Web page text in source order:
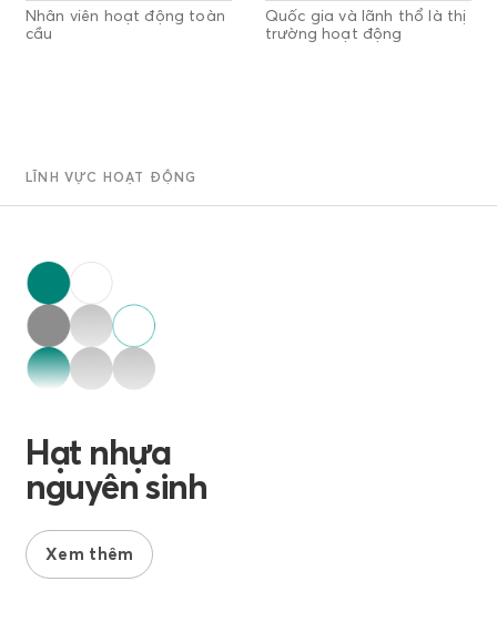
Nhân viên hoạt động toàn
cầu
Quốc gia và lãnh thổ là thị
trường hoạt động
LĨNH VỰC HOẠT ĐỘNG
Hạt nhựa
nguyên sinh
Xem thêm